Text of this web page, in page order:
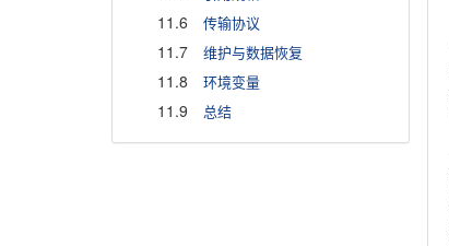
11.6 传输协议
11.7 维护与数据恢复
11.8 环境变量
11.9 总结